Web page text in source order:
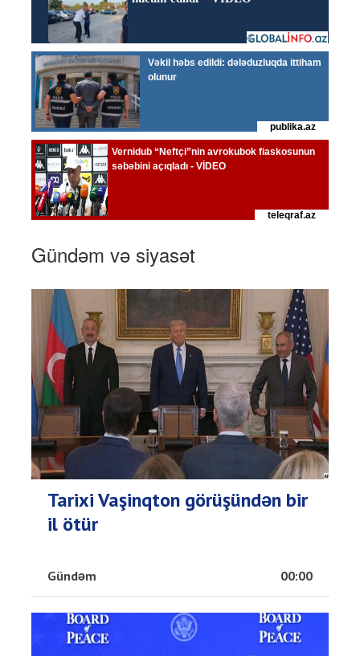
Gündəm və siyasət
Tarixi Vaşinqton görüşündən bir
il ötür
Gündəm 00:00